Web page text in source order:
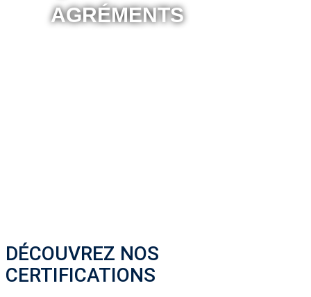
AGRÉMENTS
DÉCOUVREZ NOS
CERTIFICATIONS